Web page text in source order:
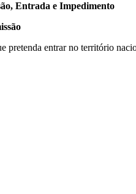
Entrada e Impedimento
pretenda entrar no território